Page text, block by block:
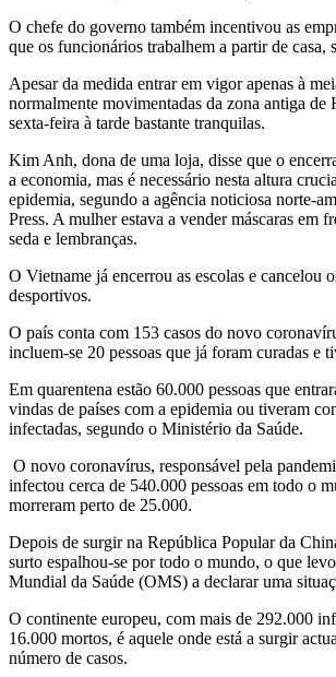
O chefe do governo também incentivou as
que os funcionários trabalhem a partir de casa,
Apesar da medida entrar em vigor apenas à
normalmente movimentadas da zona antiga de
sexta-feira à tarde bastante tranquilas.
Kim Anh, dona de uma loja, disse que o
a economia, mas é necessário nesta altura
epidemia, segundo a agência noticiosa norte-
Press. A mulher estava a vender máscaras em
seda e lembranças.
O Vietname já encerrou as escolas e cancelou
desportivos.
O país conta com 153 casos do novo
incluem-se 20 pessoas que já foram curadas e
Em quarentena estão 60.000 pessoas que
vindas de países com a epidemia ou tiveram
infectadas, segundo o Ministério da Saúde.
O novo coronavírus, responsável pela
infectou cerca de 540.000 pessoas em todo o
morreram perto de 25.000.
Depois de surgir na República Popular da
surto espalhou-se por todo o mundo, o que
Mundial da Saúde (OMS) a declarar uma
O continente europeu, com mais de 292.000
16.000 mortos, é aquele onde está a surgir
número de casos.